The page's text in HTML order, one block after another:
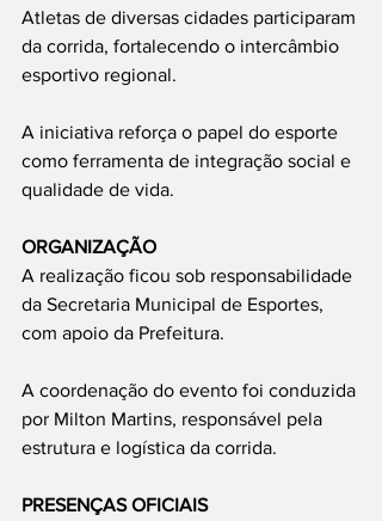
Atletas de diversas cidades participaram
da corrida, fortalecendo o intercâmbio
esportivo regional.
A iniciativa reforça o papel do esporte
como ferramenta de integração social e
qualidade de vida.
ORGANIZAÇÃO
A realização ficou sob responsabilidade
da Secretaria Municipal de Esportes,
com apoio da Prefeitura.
A coordenação do evento foi conduzida
por Milton Martins, responsável pela
estrutura e logística da corrida.
PRESENÇAS OFICIAIS